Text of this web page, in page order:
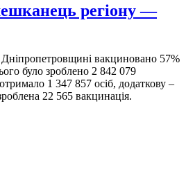
регіону —
вакциновано 57%
було зроблено 2 842 079
1 347 857 осіб, додаткову –
22 565 вакцинація.